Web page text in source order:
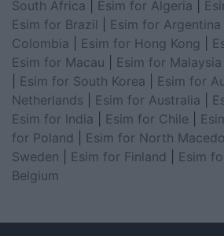
South Africa
Esim for Algeria
Esim for Brazil
Esim for Argentina
Colombia
Esim for Hong Kong
Esim for Macau
Esim for Malaysia
Esim for South Korea Esim for
Netherlands
Esim for Australia
Esim for India
Esim for Chile
for Poland
Esim for North
Sweden
Esim for Finland Esim
Belgium